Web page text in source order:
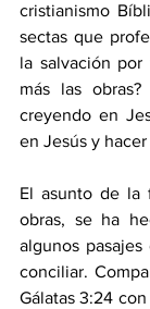
cristianismo
sectas que
la salvación
más las
creyendo en
en Jesús y
El asunto de
obras, se ha
algunos
conciliar.
Gálatas 3:24